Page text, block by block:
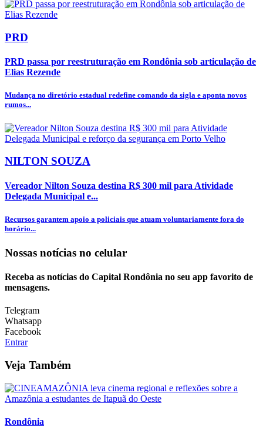
PRD
PRD passa por reestruturação em Rondônia sob articulação de
Elias Rezende
Mudança no diretório estadual redefine comando da sigla e aponta novos
rumos...
NILTON SOUZA
Vereador Nilton Souza destina R$ 300 mil para Atividade
Delegada Municipal e...
Recursos garantem apoio a policiais que atuam voluntariamente fora do
horário...
Nossas notícias no celular
Receba as notícias do Capital Rondônia no seu app favorito de
mensagens.
Telegram
Whatsapp
Facebook
Entrar
Veja Também
Rondônia